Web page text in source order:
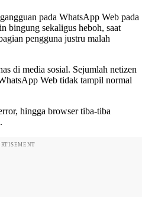
pada WhatsApp Web pada
bingung sekaligus heboh, saat
pengguna justru malah
di media sosial. Sejumlah netizen
Web tidak tampil normal
hingga browser tiba-tiba